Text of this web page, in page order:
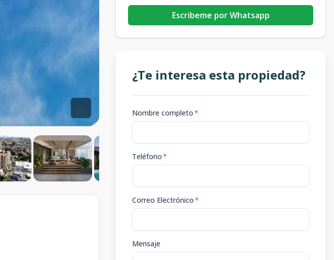
Escribeme por Whatsapp
¿Te interesa esta propiedad?
Nombre completo*
Teléfono*
Correo Electrónico*
Mensaje